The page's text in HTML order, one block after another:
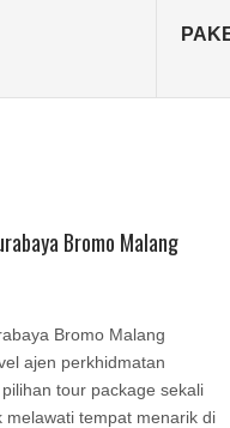
Bromo Malang
Bromo Malang
ajen perkhidmatan
tour package sekali
tempat menarik di